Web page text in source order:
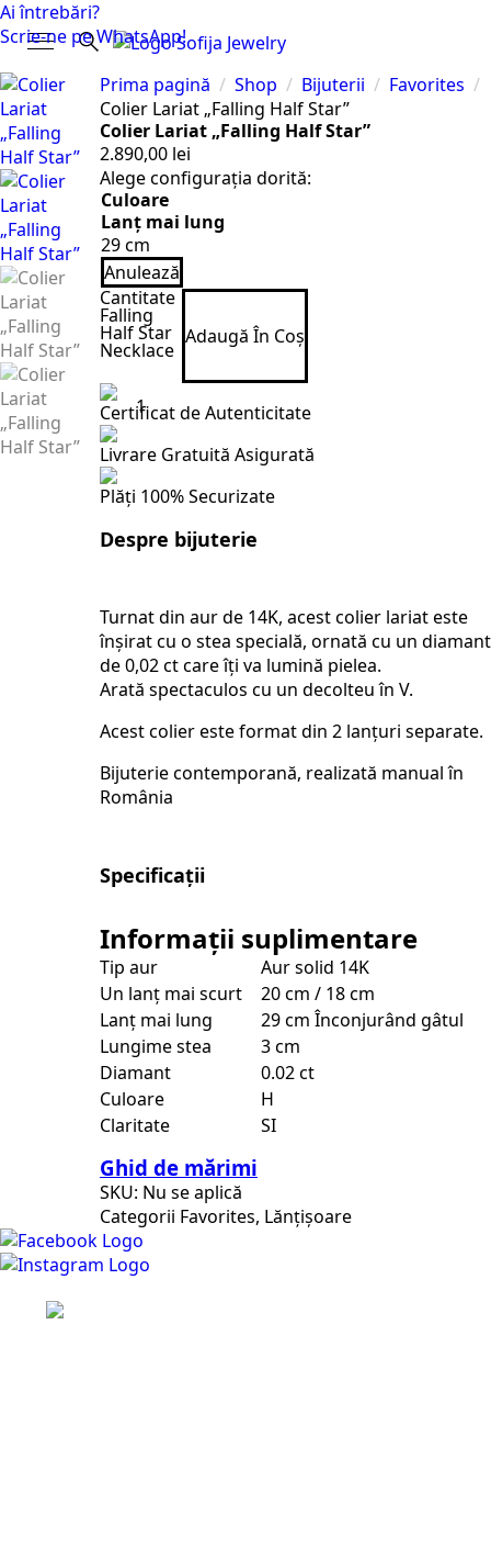
Search
Ai întrebări?
Scrie-ne pe WhatsApp!
Prima pagină
Shop Bijuterii
Favorites
Colier Lariat „Falling Half Star”
Colier Lariat „Falling Half Star”
2.890,00 lei
Alege configurația dorită:
Culoare
Lanț mai lung
Anulează
Cantitate
Falling
Half Star
Necklace
Adaugă În Coș
Certificat de Autenticitate
Livrare Gratuită Asigurată
Plăți 100% Securizate
Despre bijuterie
Turnat din aur de 14K, acest colier lariat este
înșirat cu o stea specială, ornată cu un diamant
de 0,02 ct care îți va lumină pielea.
Arată spectaculos cu un decolteu în V.
Acest colier este format din 2 lanțuri separate.
Bijuterie contemporană, realizată manual în
România
Specificații
Informații suplimentare
Tip aur
Aur solid 14K
Un lanț mai scurt
20 cm / 18 cm
Lanț mai lung
29 cm Înconjurând gâtul
Lungime stea
3 cm
Diamant
0.02 ct
Culoare
H
Claritate
SI
Ghid de mărimi
SKU: Nu se aplică
Categorii Favorites, Lănțișoare